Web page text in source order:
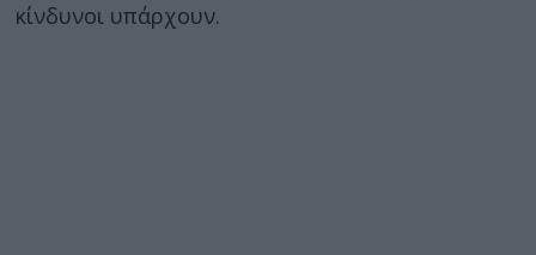
κίνδυνοι υπάρχουν.